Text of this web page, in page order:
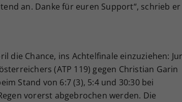
an. Danke für euren Support“, schrieb er
die Chance, ins Achtelfinale einzuziehen:
(ATP 119) gegen Christian Garin
Stand von 6:7 (3), 5:4 und 30:30 bei
vorerst abgebrochen werden. Die